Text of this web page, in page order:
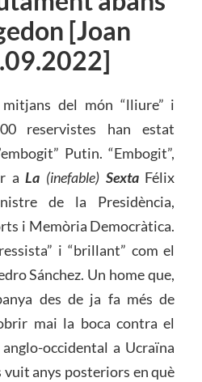
[Joan
del món “lliure” i
reservistes han estat
Putin. “Embogit”,
aLa (inefable) SextaFélix
de la Presidència,
i Memòria Democràtica.
i “brillant” com el
Sánchez. Un home que,
des de ja fa més de
mai la boca contra el
occidental a Ucraïna
anys posteriors en què